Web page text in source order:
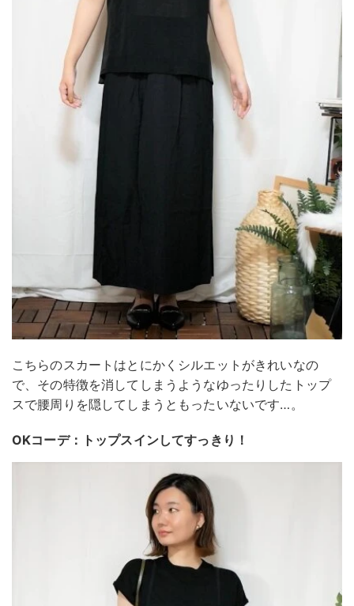
こちらのスカートはとにかくシルエットがきれいなの
で、その特徴を消してしまうようなゆったりしたトップ
スで腰周りを隠してしまうともったいないです…。
OKコーデ：トップスインしてすっきり！